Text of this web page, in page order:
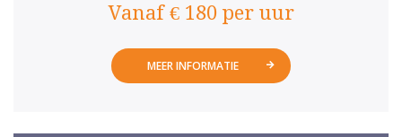
Vanaf € 180 per uur
MEER INFORMATIE